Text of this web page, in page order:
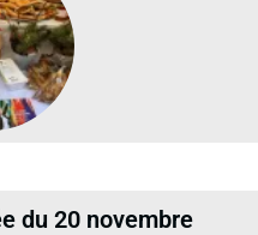
du 20 novembre